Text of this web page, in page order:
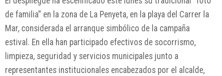
de familia” en la zona de La Penyeta, en la playa del Carrer la
Mar, considerada el arranque simbólico de la campaña
estival. En ella han participado efectivos de socorrismo,
limpieza, seguridad y servicios municipales junto a
representantes institucionales encabezados por el alcalde,